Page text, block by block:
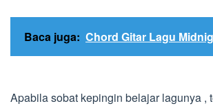
Baca juga: Chord Gitar Lagu
Apabila sobat kepingin belajar lagunya ,